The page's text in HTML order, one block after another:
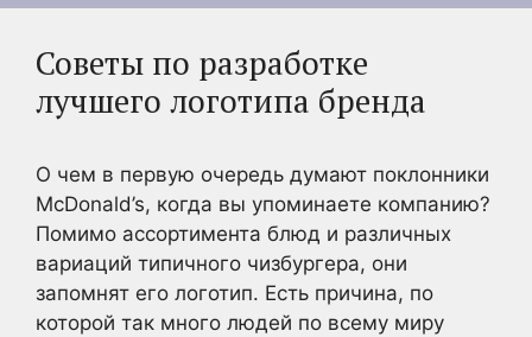
Советы по разработке
лучшего логотипа бренда
О чем в первую очередь думают поклонники
McDonald’s, когда вы упоминаете компанию?
Помимо ассортимента блюд и различных
вариаций типичного чизбургера, они
запомнят его логотип. Есть причина, по
которой так много людей по всему миру